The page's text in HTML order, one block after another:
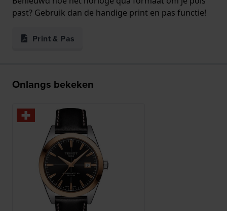
past? Gebruik dan de handige print en pas functie!
Print & Pas
Onlangs bekeken